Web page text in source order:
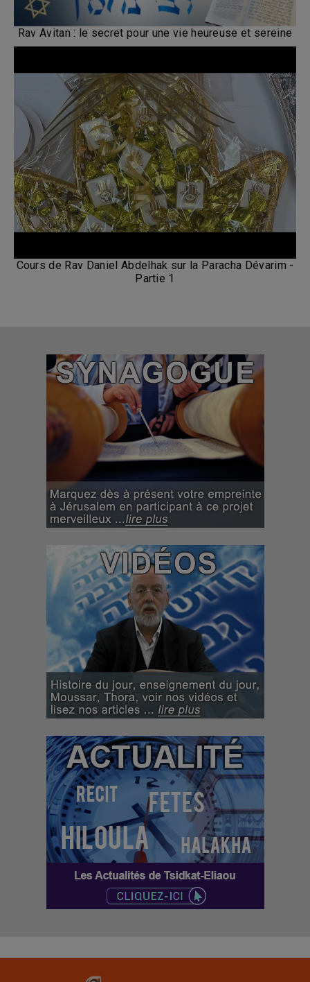
Rav Avitan : le secret pour une vie heureuse et sereine
Cours de Rav Daniel Abdelhak sur la Paracha Dévarim -
Partie 1